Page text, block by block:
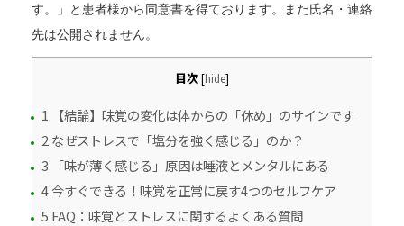
す。」と患者様から同意書を得ております。また氏名・連絡
先は公開されません。
目次[hide]
1 【結論】味覚の変化は体からの「休め」のサインです
2 なぜストレスで「塩分を強く感じる」のか？
3 「味が薄く感じる」原因は唾液とメンタルにある
4 今すぐできる！味覚を正常に戻す4つのセルフケア
5 FAQ：味覚とストレスに関するよくある質問